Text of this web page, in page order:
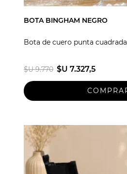
BOTA BINGHAM NEGRO
Bota de cuero punta cuadrada
$U 9.770 $U 7.327,5